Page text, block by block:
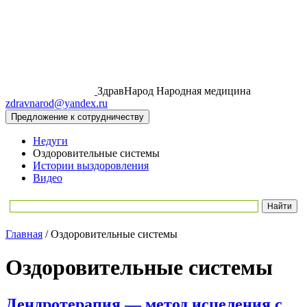
ЗдравНарод Народная медицина
zdravnarod@yandex.ru
Предложение к сотрудничеству
Недуги
Оздоровительные системы
Истории выздоровления
Видео
Главная /Оздоровительные системы
Оздоровительные системы